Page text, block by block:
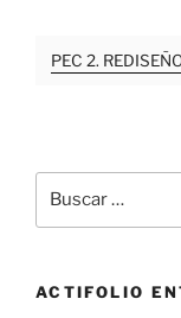
PEC 2.
por:
ACTIFOLIO